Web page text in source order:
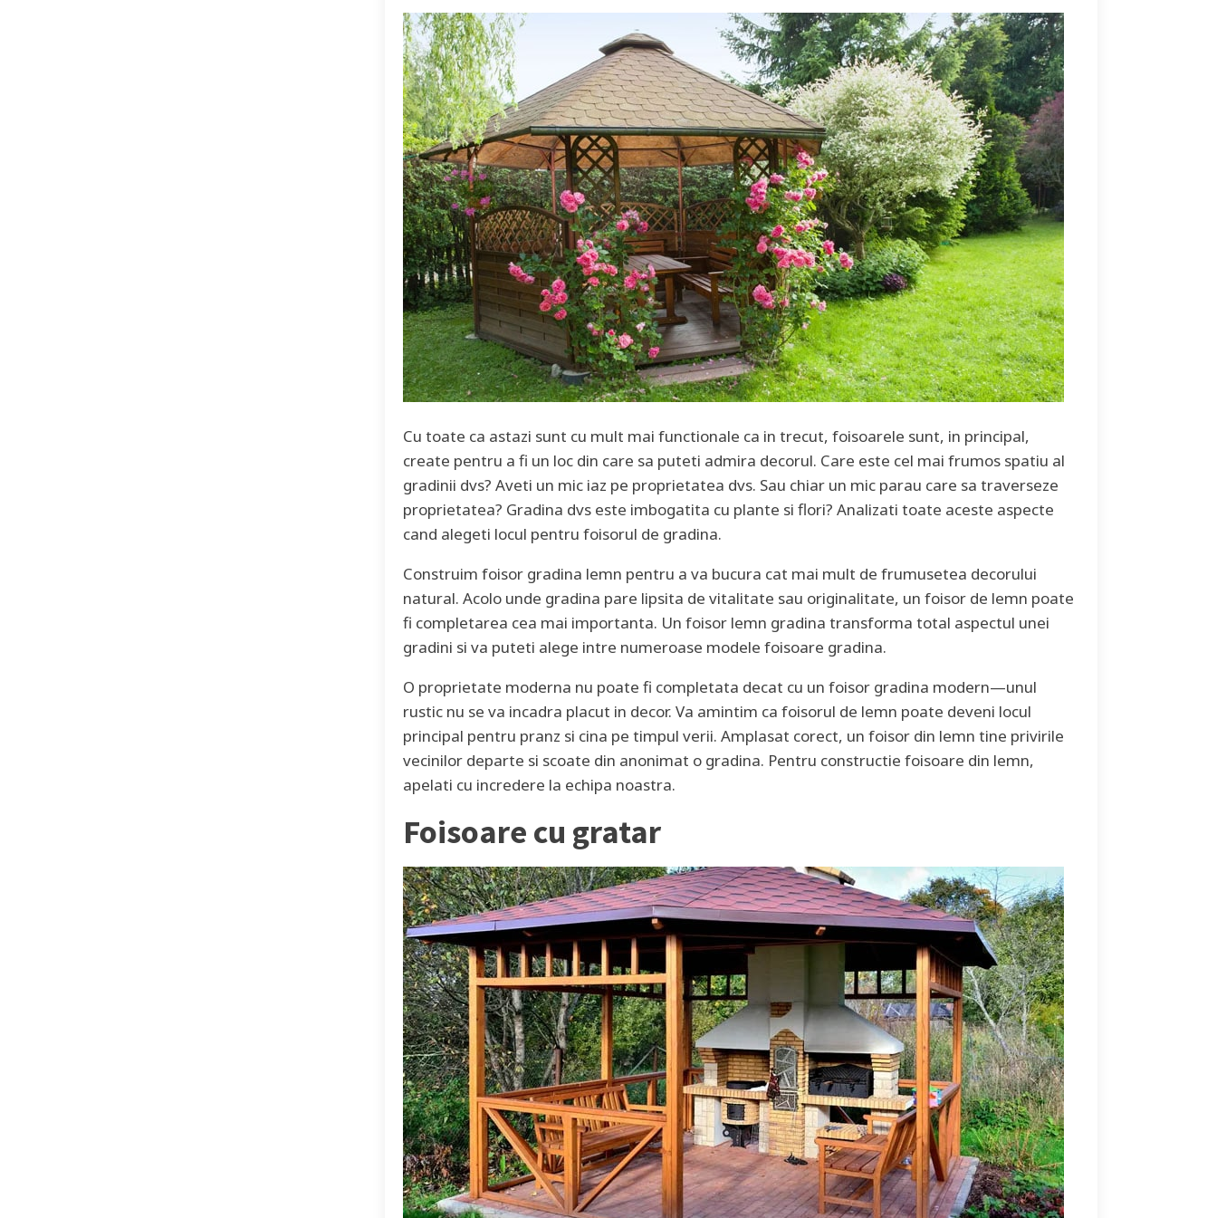
Cu toate ca astazi sunt cu mult mai functionale ca in trecut, foisoarele sunt, in principal,
create pentru a fi un loc din care sa puteti admira decorul. Care este cel mai frumos spatiu al
gradinii dvs? Aveti un mic iaz pe proprietatea dvs. Sau chiar un mic parau care sa traverseze
proprietatea? Gradina dvs este imbogatita cu plante si flori? Analizati toate aceste aspecte
cand alegeti locul pentru foisorul de gradina.
Construim foisor gradina lemn pentru a va bucura cat mai mult de frumusetea decorului
natural. Acolo unde gradina pare lipsita de vitalitate sau originalitate, un foisor de lemn poate
fi completarea cea mai importanta. Un foisor lemn gradina transforma total aspectul unei
gradini si va puteti alege intre numeroase modele foisoare gradina.
O proprietate moderna nu poate fi completata decat cu un foisor gradina modern—unul
rustic nu se va incadra placut in decor. Va amintim ca foisorul de lemn poate deveni locul
principal pentru pranz si cina pe timpul verii. Amplasat corect, un foisor din lemn tine privirile
vecinilor departe si scoate din anonimat o gradina. Pentru constructie foisoare din lemn,
apelati cu incredere la echipa noastra.
Foisoare cu gratar